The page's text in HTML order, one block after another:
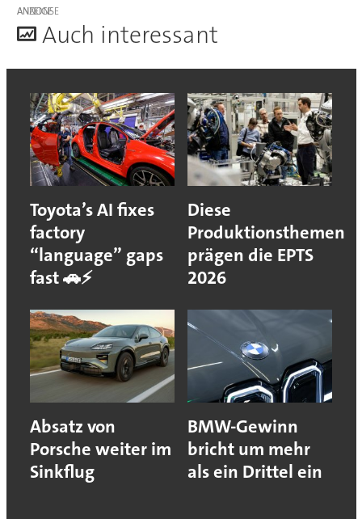
ANZEIGE
Auch interessant
Toyota’s AI fixes
factory
“language” gaps
fast 🚗⚡
Diese
Produktionsthemen
prägen die EPTS
2026
Absatz von
Porsche weiter im
Sinkflug
BMW-Gewinn
bricht um mehr
als ein Drittel ein